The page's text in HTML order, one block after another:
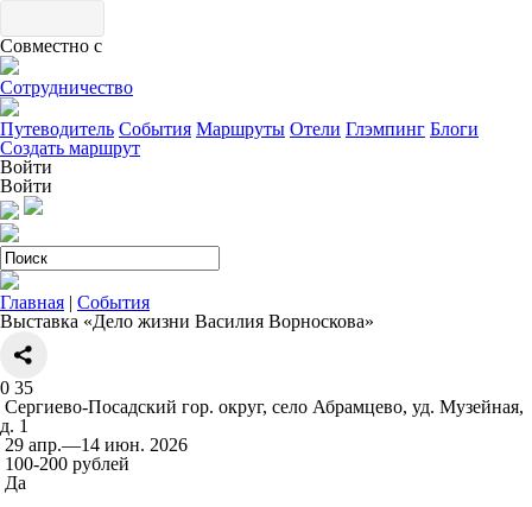
Совместно с
Сотрудничество
Путеводитель События Маршруты Отели Глэмпинг Блоги
Создать маршрут
Войти
Войти
Главная | События
Выставка «Дело жизни Василия Ворноскова»
0 35
Сергиево-Посадский гор. округ, село Абрамцево, уд. Музейная,
д. 1
29 апр.—14 июн. 2026
100-200 рублей
Да